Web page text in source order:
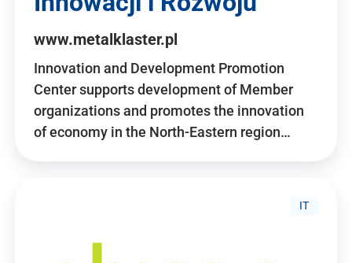
www.metalklaster.pl
Innovation and Development Promotion
Center supports development of Member
organizations and promotes the innovation
of economy in the North-Eastern region…
IT